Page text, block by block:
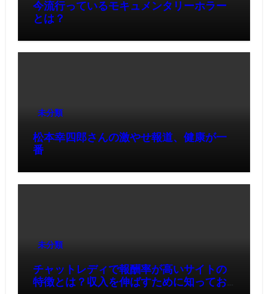
今流行っているモキュメンタリーホラー
とは？
未分類
松本幸四郎さんの激やせ報道、健康が一
番
未分類
チャットレディで報酬率が高いサイトの
特徴とは？収入を伸ばすために知ってお